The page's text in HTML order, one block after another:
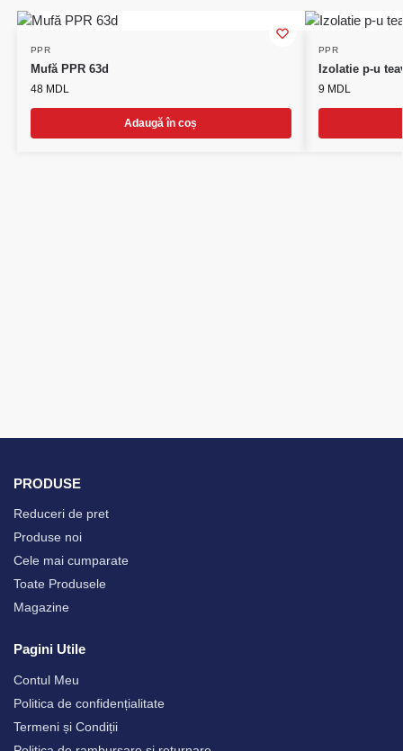
PPR
Mufă PPR 63d
48 MDL
Adaugă în coș
PPR
Izolatie p-u
9 MDL
PRODUSE
Reduceri de pret
Produse noi
Cele mai cumparate
Toate Produsele
Magazine
Pagini Utile
Contul Meu
Politica de confidențialitate
Termeni și Condiții